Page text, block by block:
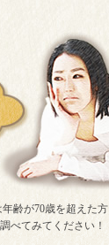
齢が70歳を超えた
べてみてください！